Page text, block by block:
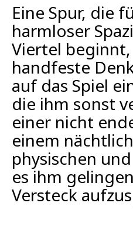
Eine Spur, die
harmloser
Viertel
handfeste
auf das Spiel
die ihm sonst
einer nicht
einem
physischen
es ihm
Versteck